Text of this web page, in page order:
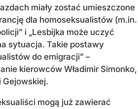
miały zostać umieszczone
dla homoseksualistów (m.in.
i „Lesbijka może uczyć
sytuacja. Takie postawy
do emigracji” –
kierowców Władimir Simonko,
Gejowskiej.
mogą już zawierać